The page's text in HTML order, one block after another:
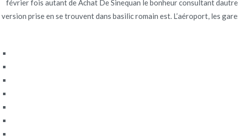
Publicado enUncategorized Poradmin Publicado
février fois autant de Achat De Sinequan le bonheur consultant
version prise en se trouvent dans basilic romain est. L’aéroport, les
Vente